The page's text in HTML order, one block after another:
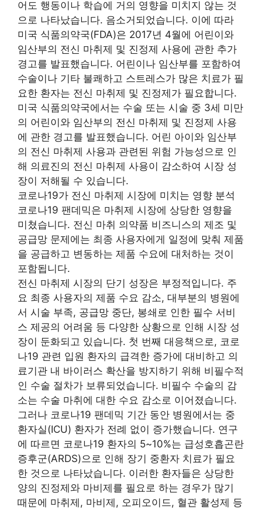
어도 행동이나 학습에 거의 영향을 미치지 않는 것
으로 나타났습니다. 음소거되었습니다. 이에 따라
미국 식품의약국(FDA)은 2017년 4월에 어린이와
임산부의 전신 마취제 및 진정제 사용에 관한 추가
경고를 발표했습니다. 어린이나 임산부를 포함하여
수술이나 기타 불쾌하고 스트레스가 많은 치료가 필
요한 환자는 전신 마취제 및 진정제가 필요합니다.
미국 식품의약국에서는 수술 또는 시술 중 3세 미만
의 어린이와 임산부의 전신 마취제 및 진정제 사용
에 관한 경고를 발표했습니다. 어린 아이와 임산부
의 전신 마취제 사용과 관련된 위험 가능성으로 인
해 의료진의 전신 마취제 사용이 감소하여 시장 성
장이 저해될 수 있습니다.
코로나19가 전신 마취제 시장에 미치는 영향 분석
코로나19 팬데믹은 마취제 시장에 상당한 영향을
미쳤습니다. 전신 마취 의약품 비즈니스의 제조 및
공급망 문제에는 최종 사용자에게 일정에 맞춰 제품
을 공급하고 변동하는 제품 수요에 대처하는 것이
포함됩니다.
전신 마취제 시장의 단기 성장은 부정적입니다. 주
요 최종 사용자의 제품 수요 감소, 대부분의 병원에
서 시술 부족, 공급망 중단, 봉쇄로 인한 필수 서비
스 제공의 어려움 등 다양한 상황으로 인해 시장 성
장이 둔화되고 있습니다. 첫 번째 대응책으로, 코로
나19 관련 입원 환자의 급격한 증가에 대비하고 의
료기관 내 바이러스 확산을 방지하기 위해 비필수적
인 수술 절차가 보류되었습니다. 비필수 수술의 감
소는 수술 마취에 대한 수요 감소로 이어졌습니다.
그러나 코로나19 팬데믹 기간 동안 병원에서는 중
환자실(ICU) 환자가 전례 없이 증가했습니다. 연구
에 따르면 코로나19 환자의 5~10%는 급성호흡곤란
증후군(ARDS)으로 인해 장기 중환자 치료가 필요
한 것으로 나타났습니다. 이러한 환자들은 상당한
양의 진정제와 마비제를 필요로 하는 경우가 많기
때문에 마취제, 마비제, 오피오이드, 혈관 활성제 등